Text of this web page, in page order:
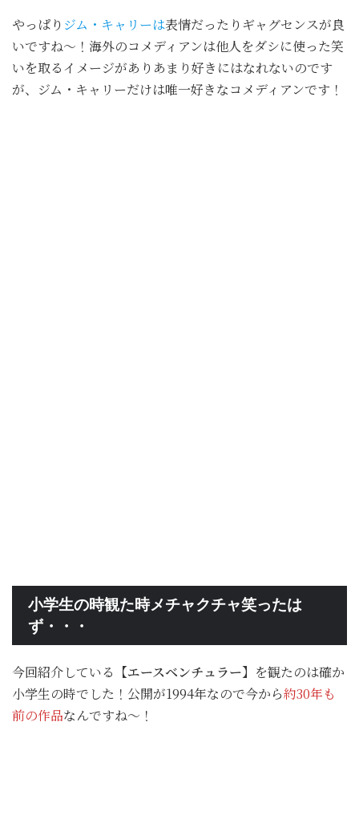
やっぱり ジム・キャリーは表情だったりギャグセンスが良
いですね～！海外のコメディアンは他人をダシに使った笑
いを取るイメージがありあまり好きにはなれないのです
が、ジム・キャリーだけは唯一好きなコメディアンです！
小学生の時観た時メチャクチャ笑ったは
ず・・・
今回紹介している 【エースベンチュラー】 を観たのは確か
小学生の時でした！公開が1994年なので今から約30年も
前の作品なんですね～！